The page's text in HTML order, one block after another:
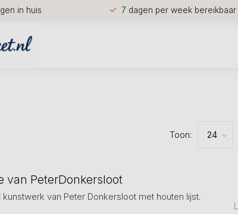
in huis 7 dagen per week bereikbaar
Toon:
van PeterDonkersloot
van Peter Donkersloot met houten lijst.